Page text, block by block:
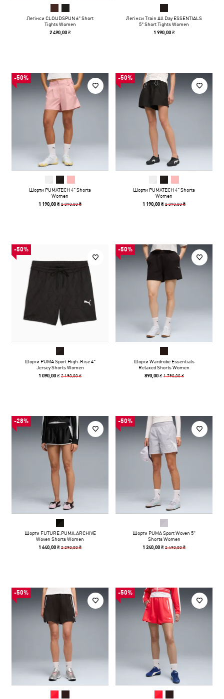
Легінси CLOUDSPUN 6" Short
Tights Women
2 490,00 ₴
Легінси Train All Day ESSENTIALS
5" Short Tights Women
1 990,00 ₴
-50%
Шорти PUMATECH 4" Shorts
Women
1 190,00 ₴2 390,00 ₴
-50%
Шорти PUMATECH 4" Shorts
Women
1 190,00 ₴2 390,00 ₴
-50%
Шорти PUMA Sport High-Rise 4"
Jersey Shorts Women
1 090,00 ₴2 190,00 ₴
-50%
Шорти Wardrobe Essentials
Relaxed Shorts Women
890,00 ₴ 1 790,00 ₴
-28%
Шорти FUTURE.PUMA.ARCHIVE
Woven Shorts Women
1 640,00 ₴2 290,00 ₴
-50%
Шорти PUMA Sport Woven 5"
Shorts Women
1 240,00 ₴2 490,00 ₴
-50% -50%